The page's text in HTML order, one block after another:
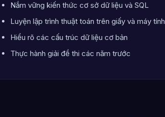
Nắm vững kiến thức cơ sở dữ liệu và SQL
Luyện lập trình thuật toán trên giấy và máy tính
Hiểu rõ các cấu trúc dữ liệu cơ bản
Thực hành giải đề thi các năm trước